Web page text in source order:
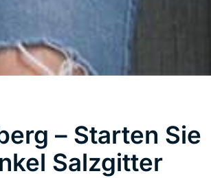
– Starten Sie
Salzgitter